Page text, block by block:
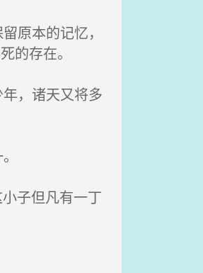
本的记忆，
的存在。
，诸天又将多
子但凡有一丁